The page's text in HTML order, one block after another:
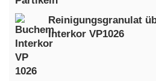
Reinigungsgranulat
Interkor VP1026